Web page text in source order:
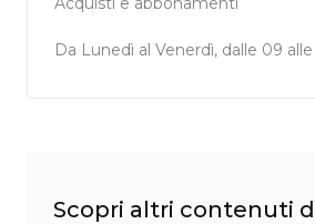
Da Lunedì al Venerdì, dalle 09 alle
Scopri altri contenuti